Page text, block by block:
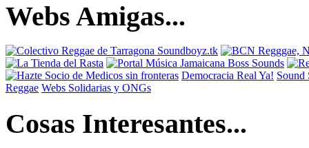
Webs Amigas...
Democracia Real Ya! Sound
Reggae Webs Solidarias y ONGs
Cosas Interesantes...